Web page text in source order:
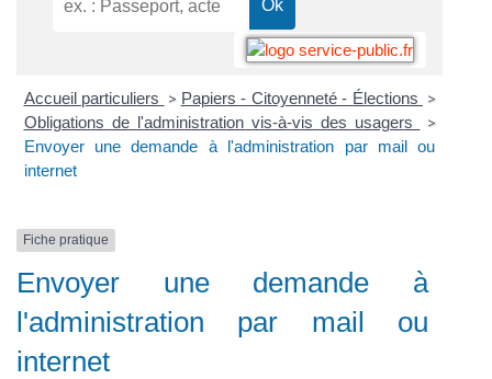
Accueil particuliers > Papiers - Citoyenneté - Élections >
Obligations de l'administration vis-à-vis des usagers >
Envoyer une demande à l'administration par mail ou
internet
Fiche pratique
Envoyer une demande à
l'administration par mail ou
internet